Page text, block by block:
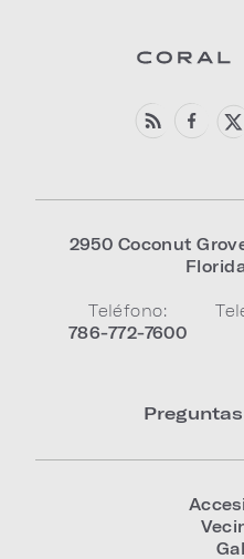
2950 Coconut
Teléfono:
786-772-7600